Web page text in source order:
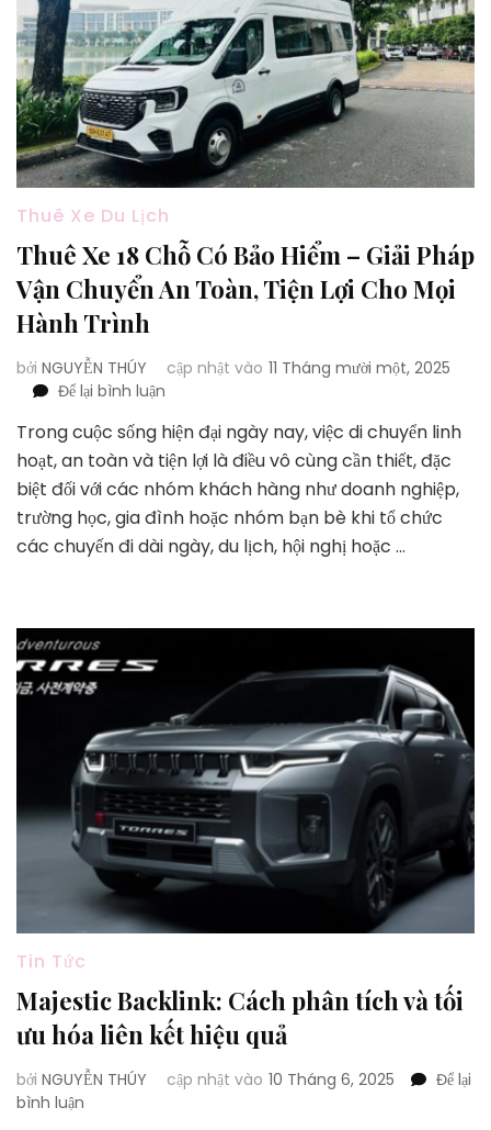
Vụ
Chuẩn
5
Sao
|
Thuê
Xe
Thuê Xe Du Lịch
Thuê Xe 18 Chỗ Có Bảo Hiểm – Giải Pháp
Vận Chuyển An Toàn, Tiện Lợi Cho Mọi
Hành Trình
bởi NGUYỄN THÚY cập nhật vào 11 Tháng mười một, 2025
Để lại bình luận
Xe
18
Chỗ
Bảo
Hiểm
Toàn,
Tiện
Lợi
Cho
Mọi
Hành
Trình
Trong cuộc sống hiện đại ngày nay, việc di chuyển linh
hoạt, an toàn và tiện lợi là điều vô cùng cần thiết, đặc
biệt đối với các nhóm khách hàng như doanh nghiệp,
trường học, gia đình hoặc nhóm bạn bè khi tổ chức
các chuyến đi dài ngày, du lịch, hội nghị hoặc …
Tin Tức
Majestic Backlink: Cách phân tích và tối
ưu hóa liên kết hiệu quả
bởi NGUYỄN THÚY cập nhật vào 10 Tháng 6, 2025
Để lại
bình luận